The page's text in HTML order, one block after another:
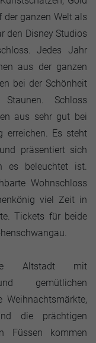
ganzen Welt als
den Disney Studios
Jedes Jahr
aus der ganzen
bei der Schönheit
Schloss
aus sehr gut bei
erreichen. Es steht
präsentiert sich
es beleuchtet ist.
Wohnschloss
viel Zeit in
Tickets für beide
Altstadt mit
gemütlichen
Weihnachtsmärkte,
die prächtigen
Füssen kommen